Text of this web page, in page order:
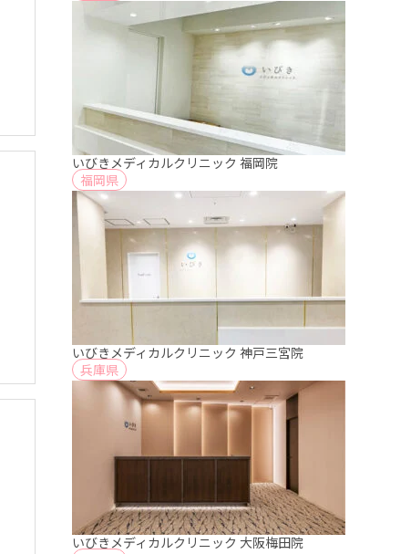
いびきメディカルクリニック 福岡院
福岡県
いびきメディカルクリニック 神戸三宮院
兵庫県
いびきメディカルクリニック 大阪梅田院